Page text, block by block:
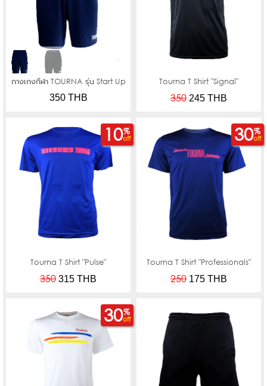
กางเกงกีฬา TOURNA รุ่น Start Up
350 THB
Tourna T Shirt "Signal"
350 245 THB
Tourna T Shirt "Pulse"
350 315
10%
off
THB
Tourna T Shirt "Professionals"
250 175
30%
off
THB
30%
off